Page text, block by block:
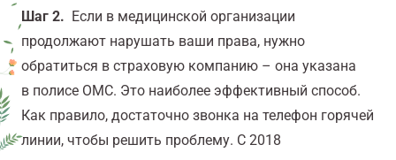
Шаг 2. Если в медицинской организации
продолжают нарушать ваши права, нужно
обратиться в страховую компанию – она указана
в полисе ОМС. Это наиболее эффективный способ.
Как правило, достаточно звонка на телефон горячей
линии, чтобы решить проблему. С 2018